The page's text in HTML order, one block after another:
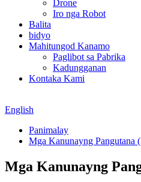
Drone
Iro nga Robot
Balita
bidyo
Mahitungod Kanamo
Paglibot sa Pabrika
Kadungganan
Kontaka Kami
English
Panimalay
Mga Kanunayng Pangutana
Mga Kanunayng